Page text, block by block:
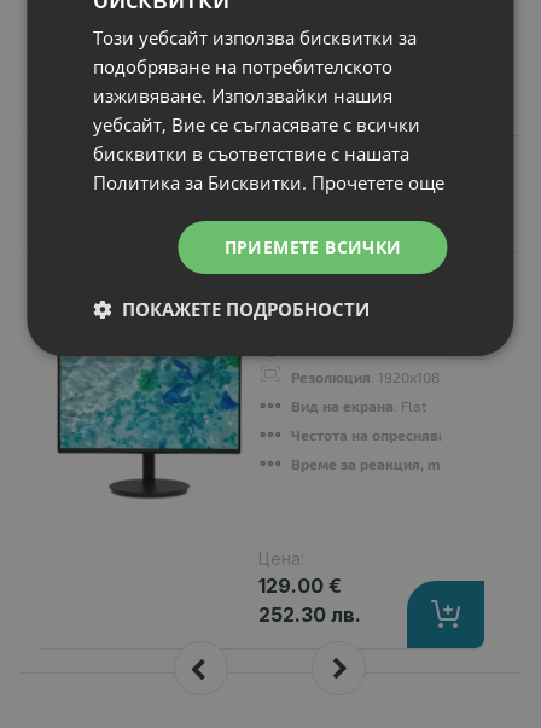
75.00 €
146.69 лв.
Подобни продукти
CB242YP6bmiprx
Резолюция: 1920x1080
Вид на екрана: Flat
Честота на опресняване, Hz
Време за реакция, ms
Цена:
129.00 €
252.30 лв.
Този уебсайт използва бисквитки за
подобряване на потребителското
изживяване. Използвайки нашия
уебсайт, Вие се съгласявате с всички
бисквитки в съответствие с нашата
Политика за Бисквитки. Прочетете още
ПРИЕМЕТЕ ВСИЧКИ
ПОКАЖЕТЕ ПОДРОБНОСТИ